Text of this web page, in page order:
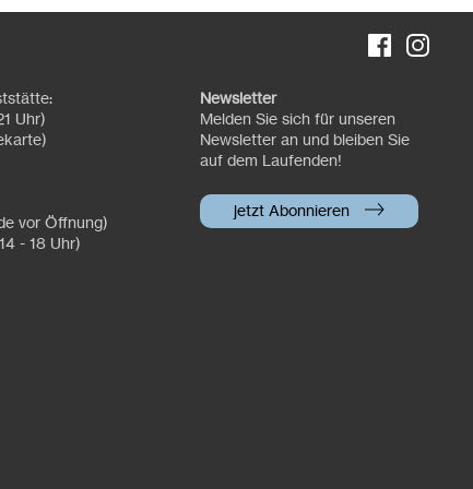
Uhr)
vor Öffnung)
- 18 Uhr)
Newsletter
Melden Sie sich für unseren
Newsletter an und bleiben Sie
auf dem Laufenden!
jetzt Abonnieren